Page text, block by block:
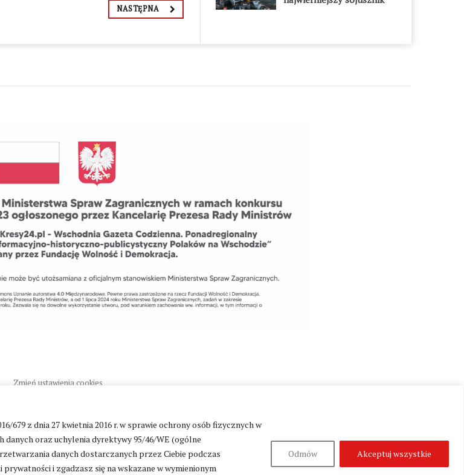
679 z dnia 27 kwietnia 2016 r. w sprawie ochrony osób fizycznych w
oraz uchylenia dyrektywy 95/46/WE (ogólne
danych dostarczanych przez Ciebie podczas
i zgadzasz się na wskazane w wymienionym
Odmów Akceptuj wszystkie
NASTĘPNA
Zmień ustawienia cookies
Produkcja: